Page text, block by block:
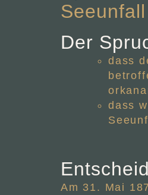
Der
dass
dass
Am 31. Mai